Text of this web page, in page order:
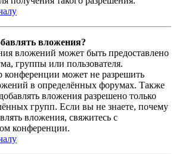
вложения?
вложений может быть предоставлено
группы или пользователя.
конференции может не разрешить
в определённых форумах. Также
вложения разрешено только
групп. Если вы не знаете, почему
вложения, свяжитесь с
конференции.